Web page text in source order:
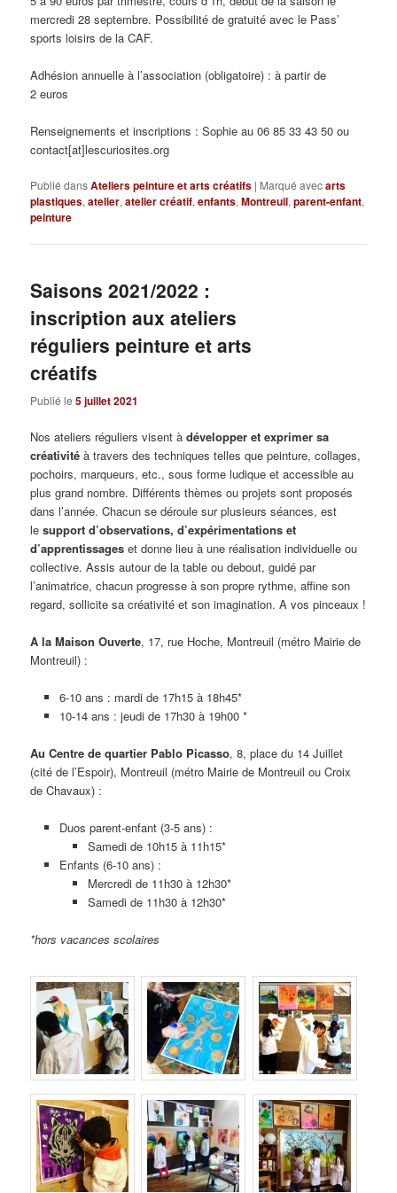
mercredi 28 septembre. Possibilité de gratuité avec le Pass’
sports loisirs de la CAF.
Adhésion annuelle à l’association (obligatoire) : à partir de
2 euros
Renseignements et inscriptions : Sophie au 06 85 33 43 50 ou
contact[at]lescuriosites.org
Publié dansAteliers peinture et arts créatifs | Marqué avecarts
plastiques,atelier,atelier créatif,enfants,Montreuil,parent-enfant,
peinture
Saisons 2021/2022 :
inscription aux ateliers
réguliers peinture et arts
créatifs
Publié le5 juillet 2021
Nos ateliers réguliers visent àdévelopper et exprimer sa
créativité à travers des techniques telles que peinture, collages,
pochoirs, marqueurs, etc., sous forme ludique et accessible au
plus grand nombre. Différents thèmes ou projets sont proposés
dans l’année. Chacun se déroule sur plusieurs séances, est
lesupport d’observations, d’expérimentations et
d’apprentissages et donne lieu à une réalisation individuelle ou
collective. Assis autour de la table ou debout, guidé par
l’animatrice, chacun progresse à son propre rythme, affine son
regard, sollicite sa créativité et son imagination. A vos pinceaux !
A la Maison Ouverte, 17, rue Hoche, Montreuil (métro Mairie de
Montreuil) :
6-10 ans : mardi de 17h15 à 18h45*
10-14 ans : jeudi de 17h30 à 19h00 *
Au Centre de quartier Pablo Picasso, 8, place du 14 Juillet
(cité de l’Espoir), Montreuil (métro Mairie de Montreuil ou Croix
de Chavaux) :
Duos parent-enfant (3-5 ans) :
Samedi de 10h15 à 11h15*
Enfants (6-10 ans) :
Mercredi de 11h30 à 12h30*
Samedi de 11h30 à 12h30*
*hors vacances scolaires